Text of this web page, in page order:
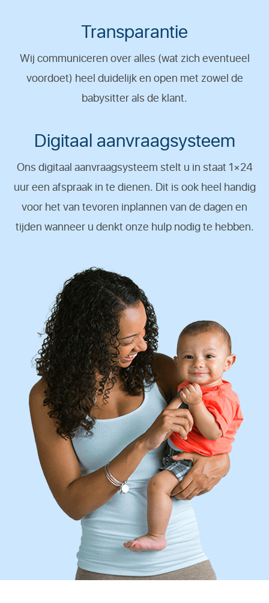
Transparantie
Wij communiceren over alles (wat zich eventueel
voordoet) heel duidelijk en open met zowel de
babysitter als de klant.
Digitaal aanvraagsysteem
Ons digitaal aanvraagsysteem stelt u in staat 1×24
uur een afspraak in te dienen. Dit is ook heel handig
voor het van tevoren inplannen van de dagen en
tijden wanneer u denkt onze hulp nodig te hebben.